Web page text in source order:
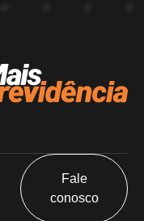
Fale
conosco